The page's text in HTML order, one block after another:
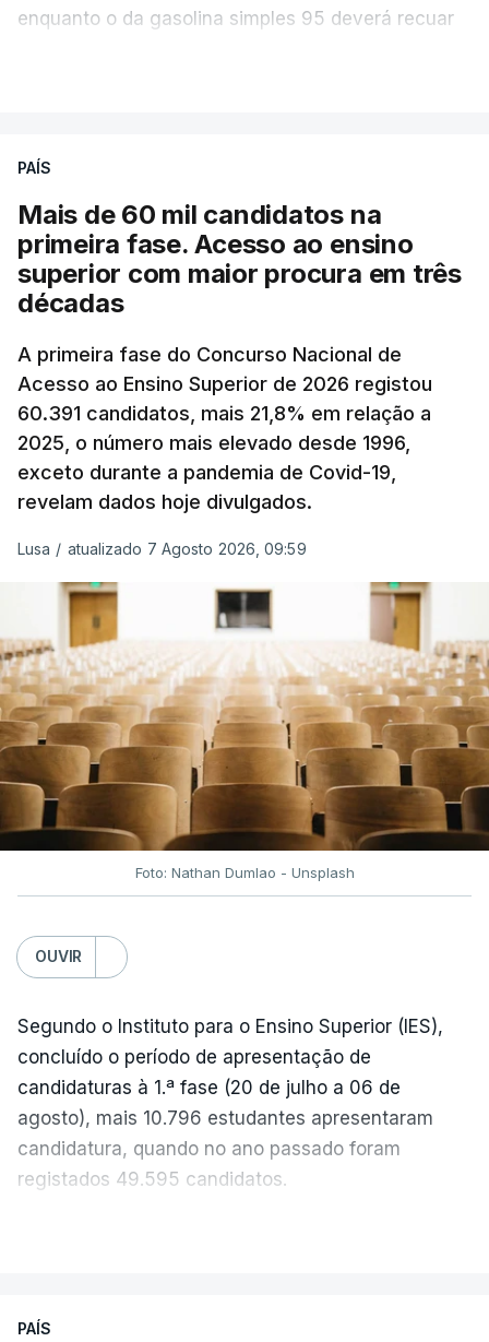
enquanto o da gasolina simples 95 deverá recuar
evolução das cotações internacionais do petróleo,
posto de abastecimento, a marca e a localização.
A atualização do desconto do Imposto sobre os
Produtos Petrolíferos (ISP) também poderá
O Governo comprometeu-se a aplicar uma redução
extraordinária e temporária no ISP, sempre que se
verifique um aumento do preço dos combustíveis
superior a 10 cêntimos, para mitigar a escalada de
preços.
Depois de uma subida inicial devido à guerra no
Irão, à tensão geopolítica no Médio Oriente e ao
fecho do estreito de Ormuz, os preços dos
combustíveis desceram durante o cessar-fogo
entre Washington e Teerão.
No entanto, com o retomar do conflito, as últimas
semanas têm sido marcadas por uma subida
acentuada, tendência que deverá ser revertida na
próxima semana.
c/Lusa
PAÍS
Mais de 60 mil candidatos na
primeira fase. Acesso ao ensino
superior com maior procura em três
décadas
A primeira fase do Concurso Nacional de
Acesso ao Ensino Superior de 2026 registou
60.391 candidatos, mais 21,8% em relação a
2025, o número mais elevado desde 1996,
exceto durante a pandemia de Covid-19,
revelam dados hoje divulgados.
Lusa / atualizado 7 Agosto 2026, 09:59
Foto: Nathan Dumlao - Unsplash
OUVIR
Segundo o Instituto para o Ensino Superior (IES),
concluído o período de apresentação de
candidaturas à 1.ª fase (20 de julho a 06 de
agosto), mais 10.796 estudantes apresentaram
candidatura, quando no ano passado foram
registados 49.595 candidatos.
anos, exceto nos anos da pandemia de Covid-19,
PAÍS